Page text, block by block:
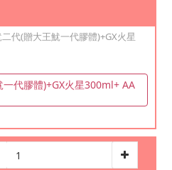
代(贈大王魷一代膠體)+GX火星
代膠體)+GX火星300ml+ AA